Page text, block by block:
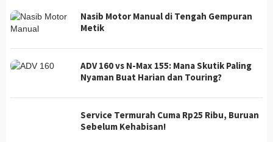
Nasib Motor Manual di Tengah Gempuran
Metik
ADV 160 vs N-Max 155: Mana Skutik Paling
Nyaman Buat Harian dan Touring?
Service Termurah Cuma Rp25 Ribu, Buruan
Sebelum Kehabisan!